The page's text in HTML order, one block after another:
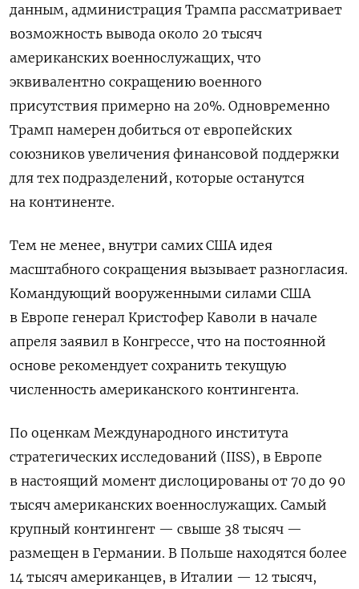
данным, администрация Трампа рассматривает
возможность вывода около 20 тысяч
американских военнослужащих, что
эквивалентно сокращению военного
присутствия примерно на 20%. Одновременно
Трамп намерен добиться от европейских
союзников увеличения финансовой поддержки
для тех подразделений, которые останутся
на континенте.
Тем не менее, внутри самих США идея
масштабного сокращения вызывает разногласия.
Командующий вооруженными силами США
в Европе генерал Кристофер Каволи в начале
апреля заявил в Конгрессе, что на постоянной
основе рекомендует сохранить текущую
численность американского контингента.
По оценкам Международного института
стратегических исследований (IISS), в Европе
в настоящий момент дислоцированы от 70 до 90
тысяч американских военнослужащих. Самый
крупный контингент — свыше 38 тысяч —
размещен в Германии. В Польше находятся более
14 тысяч американцев, в Италии — 12 тысяч,